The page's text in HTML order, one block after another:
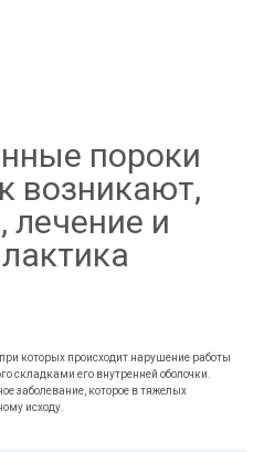
пороки
возникают,
лечение и
которых происходит нарушение работы
складками его внутренней оболочки.
заболевание, которое в тяжелых
исходу.